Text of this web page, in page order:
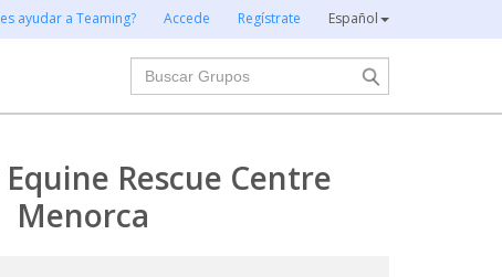
ayudar a Teaming? Accede Regístrate Español
Buscar
Rescue Centre
Menorca